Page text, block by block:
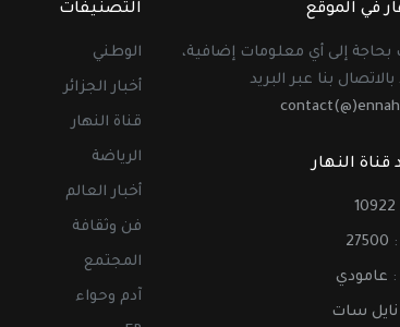
في الموقع
بحاجة إلى أي معلومات إضافية،
بالاتصال بنا عبر البريد
10922
27500
: عامودي
نايل سات
التصنيفات
الوطني
أخبار الجزائر
قناة النهار
الرياضة
أخبار العالم
فن وثقافة
المجتمع
آدم وحواء